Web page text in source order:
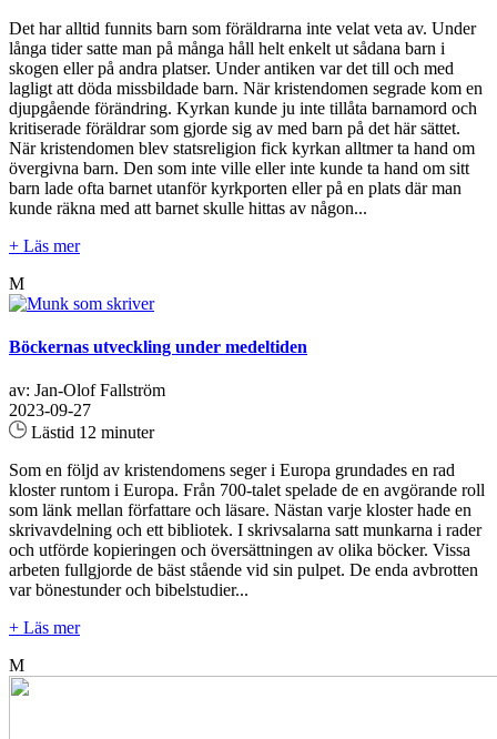
Det har alltid funnits barn som föräldrarna inte velat veta av. Under
långa tider satte man på många håll helt enkelt ut sådana barn i
skogen eller på andra platser. Under antiken var det till och med
lagligt att döda missbildade barn. När kristendomen segrade kom en
djupgående förändring. Kyrkan kunde ju inte tillåta barnamord och
kritiserade föräldrar som gjorde sig av med barn på det här sättet.
När kristendomen blev statsreligion fick kyrkan alltmer ta hand om
övergivna barn. Den som inte ville eller inte kunde ta hand om sitt
barn lade ofta barnet utanför kyrkporten eller på en plats där man
kunde räkna med att barnet skulle hittas av någon...
+ Läs mer
M
Böckernas utveckling under medeltiden
av: Jan-Olof Fallström
2023-09-27
Lästid 12 minuter
Som en följd av kristendomens seger i Europa grundades en rad
kloster runtom i Europa. Från 700-talet spelade de en avgörande roll
som länk mellan författare och läsare. Nästan varje kloster hade en
skrivavdelning och ett bibliotek. I skrivsalarna satt munkarna i rader
och utförde kopieringen och översättningen av olika böcker. Vissa
arbeten fullgjorde de bäst stående vid sin pulpet. De enda avbrotten
var bönestunder och bibelstudier...
+ Läs mer
M